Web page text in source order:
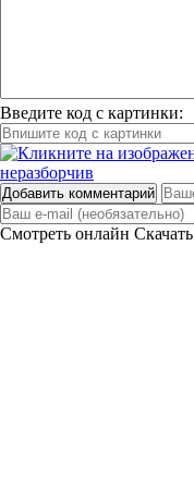
Введите код с картинки:
Добавить комментарий
Смотреть онлайн Скачать